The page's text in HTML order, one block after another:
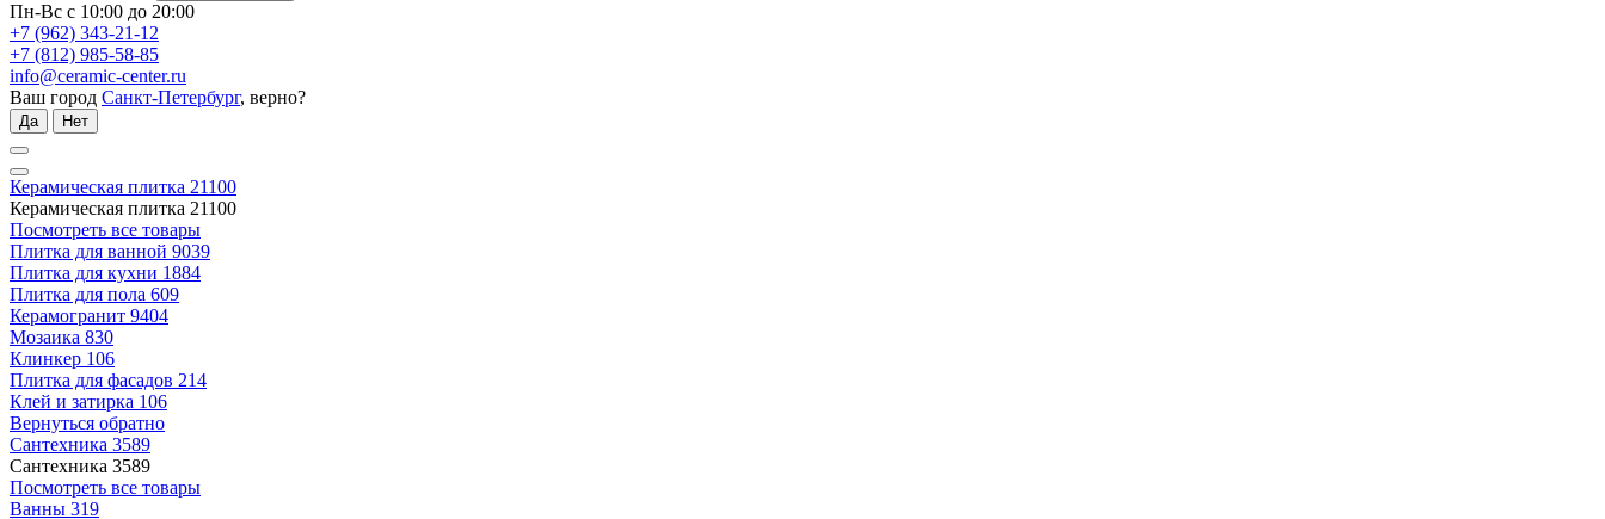
Пн-Вс с 10:00 до 20:00
+7 (962) 343-21-12
+7 (812) 985-58-85
info@ceramic-center.ru
Ваш город Санкт-Петербург, верно?
Да Нет
Керамическая плитка 21100
Керамическая плитка 21100
Посмотреть все товары
Плитка для ванной 9039
Плитка для кухни 1884
Плитка для пола 609
Керамогранит 9404
Мозаика 830
Клинкер 106
Плитка для фасадов 214
Клей и затирка 106
Вернуться обратно
Сантехника 3589
Сантехника 3589
Посмотреть все товары
Ванны 319